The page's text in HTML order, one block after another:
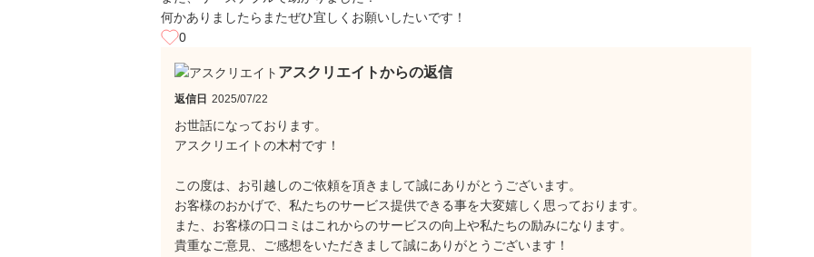
何かありましたらまたぜひ宜しくお願いしたいです！
0
アスクリエイトからの返信
返信日 2025/07/22
お世話になっております。
アスクリエイトの木村です！
この度は、お引越しのご依頼を頂きまして誠にありがとうございます。
お客様のおかげで、私たちのサービス提供できる事を大変嬉しく思っております。
また、お客様の口コミはこれからのサービスの向上や私たちの励みになります。
貴重なご意見、ご感想をいただきまして誠にありがとうございます！